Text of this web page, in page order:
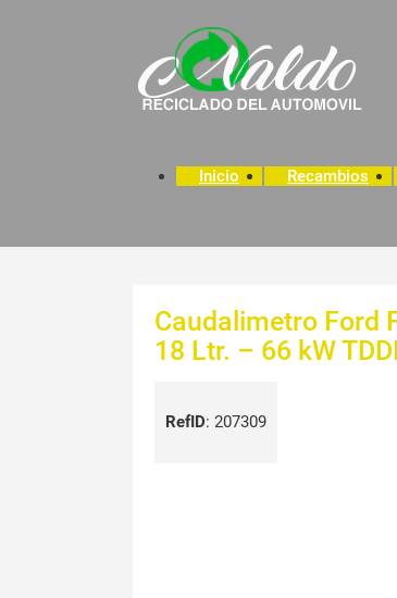
Inicio Recambios
Caudalimetro Ford
18 Ltr. – 66 kW
RefID: 207309